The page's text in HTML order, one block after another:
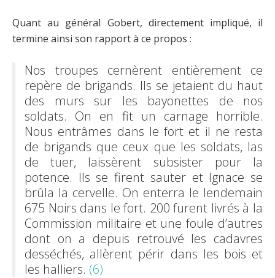
Quant au général Gobert, directement impliqué, il
termine ainsi son rapport à ce propos :
Nos troupes cernèrent entièrement ce
repère de brigands. Ils se jetaient du haut
des murs sur les bayonettes de nos
soldats. On en fit un carnage horrible.
Nous entrâmes dans le fort et il ne resta
de brigands que ceux que les soldats, las
de tuer, laissèrent subsister pour la
potence. Ils se firent sauter et Ignace se
brûla la cervelle. On enterra le lendemain
675 Noirs dans le fort. 200 furent livrés à la
Commission militaire et une foule d’autres
dont on a depuis retrouvé les cadavres
desséchés, allèrent périr dans les bois et
les halliers. (6)